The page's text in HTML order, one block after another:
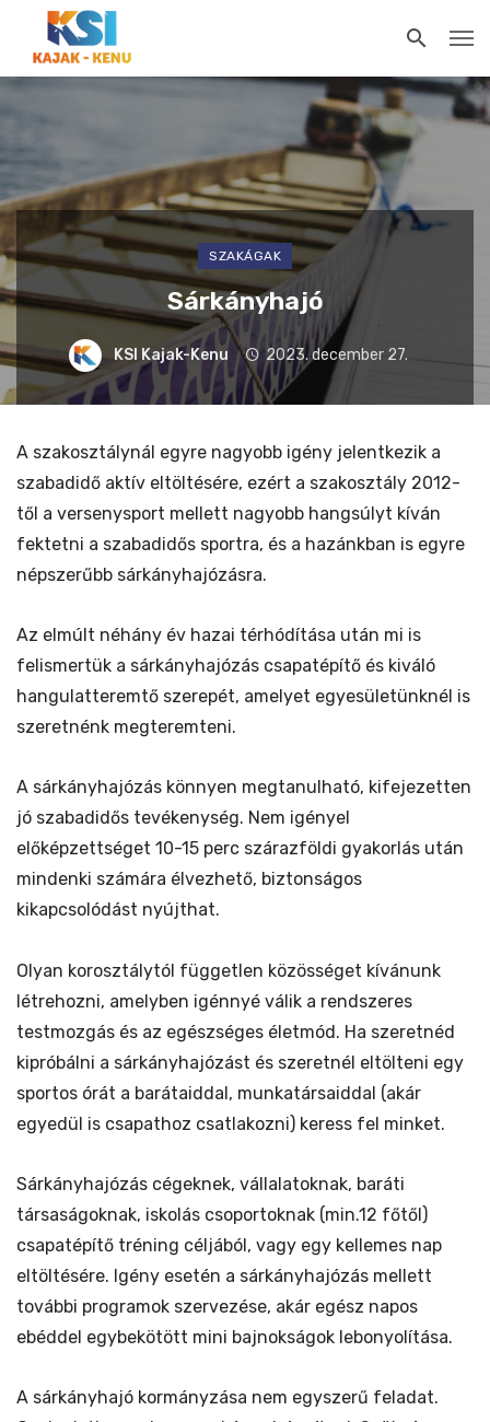
SZAKÁGAK
Sárkányhajó
KSI Kajak-Kenu 2023. december 27.
A szakosztálynál egyre nagyobb igény jelentkezik a
szabadidő aktív eltöltésére, ezért a szakosztály 2012-
től a versenysport mellett nagyobb hangsúlyt kíván
fektetni a szabadidős sportra, és a hazánkban is egyre
népszerűbb sárkányhajózásra.
Az elmúlt néhány év hazai térhódítása után mi is
felismertük a sárkányhajózás csapatépítő és kiváló
hangulatteremtő szerepét, amelyet egyesületünknél is
szeretnénk megteremteni.
A sárkányhajózás könnyen megtanulható, kifejezetten
jó szabadidős tevékenység. Nem igényel
előképzettséget 10-15 perc szárazföldi gyakorlás után
mindenki számára élvezhető, biztonságos
kikapcsolódást nyújthat.
Olyan korosztálytól független közösséget kívánunk
létrehozni, amelyben igénnyé válik a rendszeres
testmozgás és az egészséges életmód. Ha szeretnéd
kipróbálni a sárkányhajózást és szeretnél eltölteni egy
sportos órát a barátaiddal, munkatársaiddal (akár
egyedül is csapathoz csatlakozni) keress fel minket.
Sárkányhajózás cégeknek, vállalatoknak, baráti
társaságoknak, iskolás csoportoknak (min.12 főtől)
csapatépítő tréning céljából, vagy egy kellemes nap
eltöltésére. Igény esetén a sárkányhajózás mellett
további programok szervezése, akár egész napos
ebéddel egybekötött mini bajnokságok lebonyolítása.
A sárkányhajó kormányzása nem egyszerű feladat.